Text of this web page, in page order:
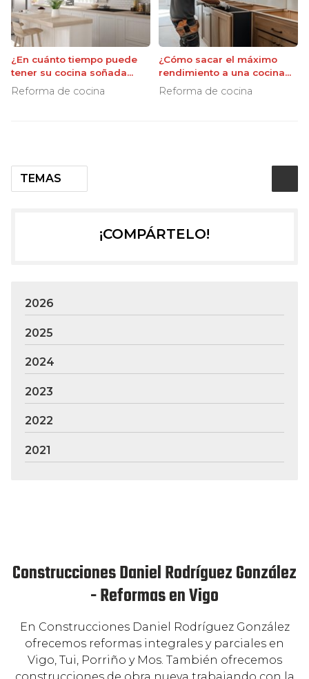
TEMAS
¿En cuánto tiempo puede
tener su cocina soñada
reformada?
Reforma de cocina
¿Cómo sacar el máximo
rendimiento a una cocina
americana?
Reforma de cocina
¡COMPÁRTELO!
2026
2025
2024
2023
2022
2021
Construcciones Daniel Rodríguez González
- Reformas en Vigo
En Construcciones Daniel Rodríguez González
ofrecemos reformas integrales y parciales en
Vigo, Tui, Porriño y Mos. También ofrecemos